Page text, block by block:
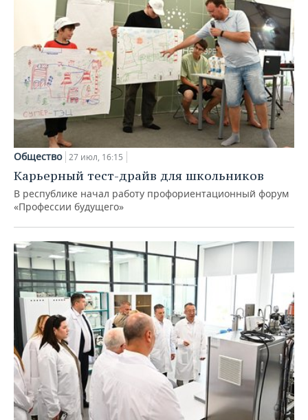
Общество 27 июл, 16:15
Карьерный тест-драйв для школьников
В республике начал работу профориентационный форум
«Профессии будущего»